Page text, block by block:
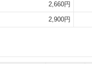
2,660円
2,900円